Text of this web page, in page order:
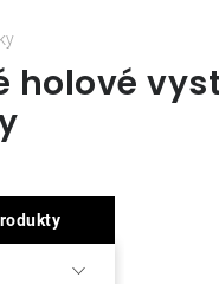
holové